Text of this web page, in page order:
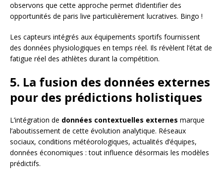
observons que cette approche permet d’identifier des
opportunités de paris live particulièrement lucratives. Bingo !
Les capteurs intégrés aux équipements sportifs fournissent
des données physiologiques en temps réel. Ils révèlent l’état de
fatigue réel des athlètes durant la compétition.
5. La fusion des données externes
pour des prédictions holistiques
L’intégration de données contextuelles externes marque
l’aboutissement de cette évolution analytique. Réseaux
sociaux, conditions météorologiques, actualités d’équipes,
données économiques : tout influence désormais les modèles
prédictifs.